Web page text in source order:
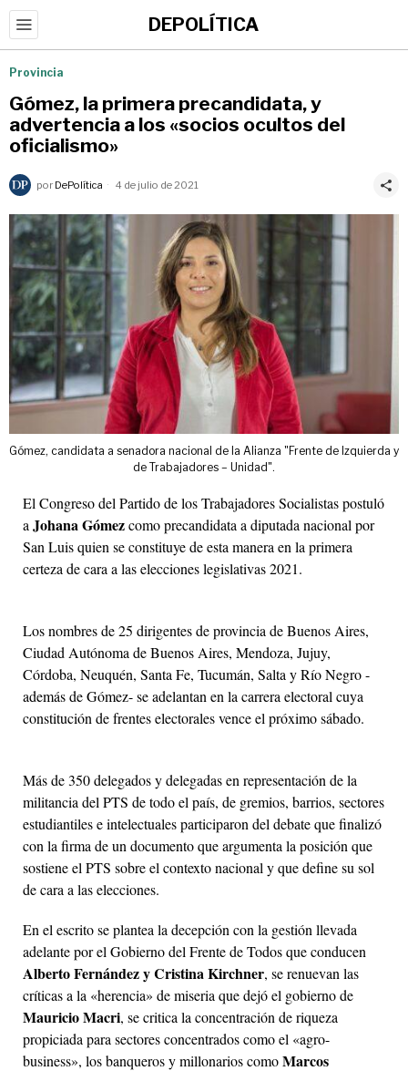
DEPOLÍTICA
Provincia
Gómez, la primera precandidata, y
advertencia a los «socios ocultos del
oficialismo»
por DePolítica 4 de julio de 2021
Gómez, candidata a senadora nacional de la Alianza "Frente de Izquierda y
de Trabajadores – Unidad".
El Congreso del Partido de los Trabajadores Socialistas postuló
a Johana Gómezcomo precandidata a diputada nacional por
San Luis quien se constituye de esta manera en la primera
certeza de cara a las elecciones legislativas 2021.
Los nombres de 25 dirigentes de provincia de Buenos Aires,
Ciudad Autónoma de Buenos Aires, Mendoza, Jujuy,
Córdoba, Neuquén, Santa Fe, Tucumán, Salta y Río Negro -
además de Gómez- se adelantan en la carrera electoral cuya
constitución de frentes electorales vence el próximo sábado.
Más de 350 delegados y delegadas en representación de la
militancia del PTS de todo el país, de gremios, barrios, sectores
estudiantiles e intelectuales participaron del debate que finalizó
con la firma de un documento que argumenta la posición que
sostiene el PTS sobre el contexto nacional y que define su sol
de cara a las elecciones.
En el escrito se plantea la decepción con la gestión llevada
adelante por el Gobierno del Frente de Todos que conducen
Alberto Fernández y Cristina Kirchner, se renuevan las
críticas a la «herencia» de miseria que dejó el gobierno de
Mauricio Macri, se critica la concentración de riqueza
propiciada para sectores concentrados como el «agro-
business», los banqueros y millonarios comoMarcos